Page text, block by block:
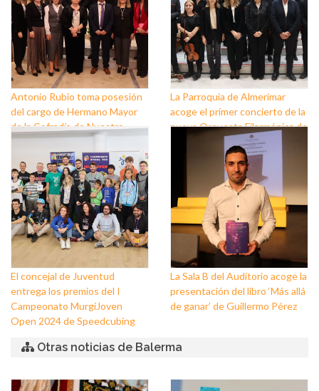
Antonio Rubio toma posesión
del cargo de Hermano Mayor
de la Cofradía de Nuestro
Padre Jesús Nazareno y
Nuestra Señora de los Dolores
de Balerma
La Parroquia de Almerimar
acoge el primer concierto de la
nueva Orquesta Filarmónica de
El concejal de Juventud
entrega los premios del I
Campeonato MurgiJoven
Open 2024 de Speedcubing
La Sala B del Auditorio acoge la
presentación del libro ‘Más allá
de ganar’ de Guillermo Pérez
Otras noticias de Balerma